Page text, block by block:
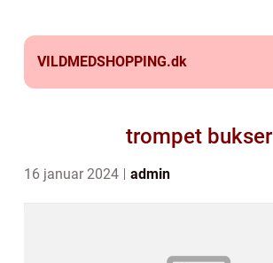
VILDMEDSHOPPING.dk
trompet bukser
16 januar 2024 admin